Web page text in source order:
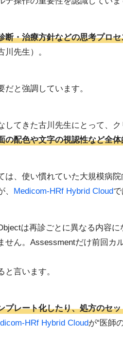
・治療方針などの思考プロ
川先生）。
と強調しています。
てきた古川先生にとって、
の配色や文字の視認性など全
、使い慣れていた大規模病
Medicom-HRf Hybrid Cloud
は再診ごとに異なる内容
ん。Assessmentだけ前回カ
言います。
プレート化したり、処方のセ
HRf Hybrid Cloudが“医師